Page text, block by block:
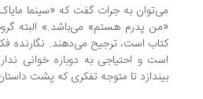
می‌توان به جرات گفت که «سینما
«من پدرم هستم» می‌باشد.» البته
کتاب است، ترجیح می‌دهند. نگارنده
است و احتیاجی به دوباره خوانی
بیندازد تا متوجه تفکری که پشت